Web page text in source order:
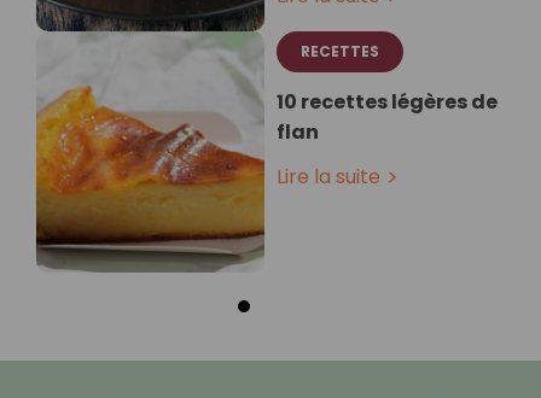
RECETTES
10 recettes légères de
flan
Lire la suite